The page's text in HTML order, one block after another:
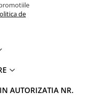
de
AUTORIZATIA NR.